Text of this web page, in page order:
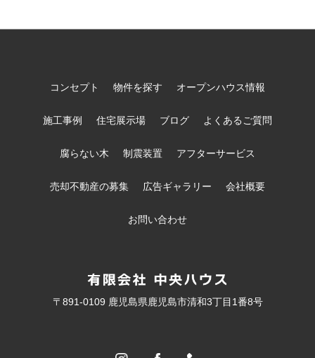
コンセプト 物件を探す オープンハウス情報
施工事例 住宅展示場 ブログ よくあるご質問
腐らない木 制震装置 アフターサービス
売却不動産の募集 広告ギャラリー 会社概要
お問い合わせ
〒891-0109 鹿児島県鹿児島市清和3丁目1番8号